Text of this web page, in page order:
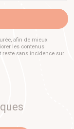
afin de mieux
les contenus
reste sans incidence sur